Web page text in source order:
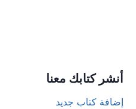
أنشر كتابك معنا
إضافة كتاب جديد